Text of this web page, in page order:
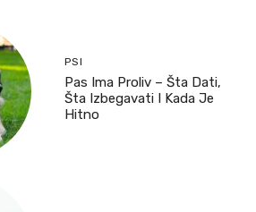
PSI
Pas Ima Proliv – Šta Dati,
Šta Izbegavati I Kada Je
Hitno